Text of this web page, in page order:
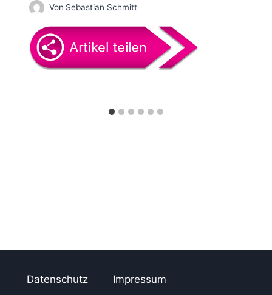
Von Sebastian Schmitt
Datenschutz
Impressum